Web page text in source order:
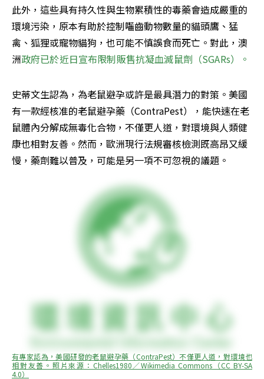
此外，這些具有持久性與生物累積性的毒藥會造成嚴重的
環境污染，原本有助於控制囓齒動物數量的貓頭鷹、猛
禽、狐狸或寵物貓狗，也可能不慎誤食而死亡。對此，澳
洲政府已於近日宣布限制販售抗凝血滅鼠劑（SGARs）。
史蒂文生認為，為老鼠避孕或許是最具潛力的對策。美國
有一款經核准的老鼠避孕藥（ContraPest），能快速在老
鼠體內分解成無毒化合物，不僅更人道，對環境與人類健
康也相對友善。然而，歐洲現行法規審核檢測既高昂又緩
慢，藥劑難以普及，可能是另一項不可忽視的議題。
有專家認為，美國研發的老鼠避孕藥（ContraPest）不僅更人道，對環境也
相對友善。照片來源：Chelles1980／Wikimedia Commons（CC BY-SA
4.0）